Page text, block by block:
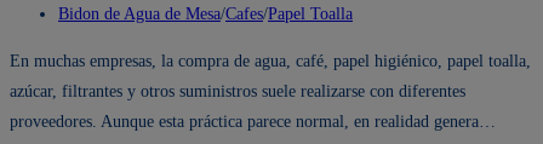
agua
Luis
20
la
de
entrada:
Categoría
Bidon de Agua de Mesa/Cafes/Papel Toalla
En muchas empresas, la compra de agua, café, papel higiénico, papel toalla,
azúcar, filtrantes y otros suministros suele realizarse con diferentes
proveedores. Aunque esta práctica parece normal, en realidad genera…